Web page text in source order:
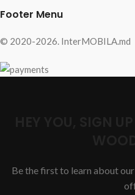
Footer Menu
© 2020-2026.
Be the first to learn about